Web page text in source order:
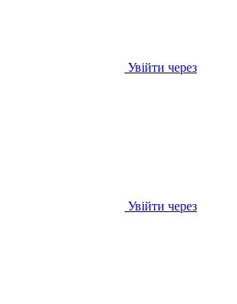
Увійти через
Увійти через